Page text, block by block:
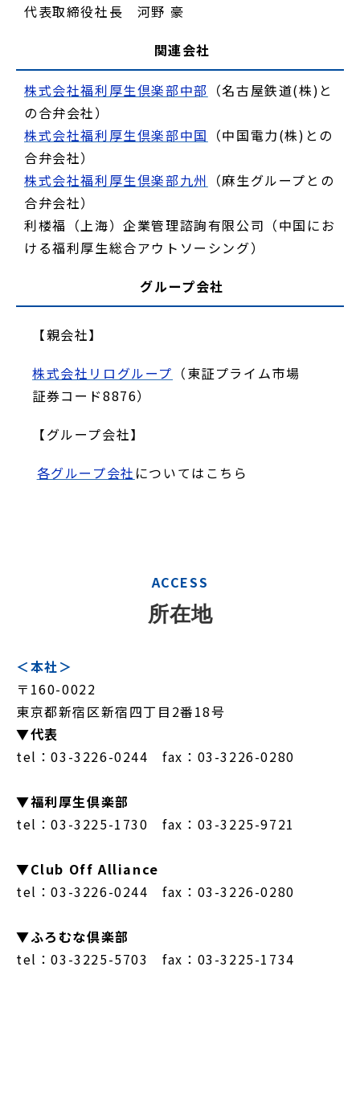
代表取締役社長 河野 豪
関連会社
株式会社福利厚生倶楽部中部 （名古屋鉄道(株)と
の合弁会社）
株式会社福利厚生倶楽部中国 （中国電力(株)との
合弁会社）
株式会社福利厚生倶楽部九州 （麻生グループとの
合弁会社）
利楼福（上海）企業管理諮詢有限公司（中国にお
ける福利厚生総合アウトソーシング）
グループ会社
【親会社】
株式会社リログループ （東証プライム市場
証券コード8876）
【グループ会社】
各グループ会社 についてはこちら
ACCESS
所在地
＜本社＞
〒160-0022
東京都新宿区新宿四丁目2番18号
▼代表
tel：03-3226-0244 fax：03-3226-0280
▼福利厚生倶楽部
tel：03-3225-1730 fax：03-3225-9721
▼Club Off Alliance
tel：03-3226-0244 fax：03-3226-0280
▼ふろむな倶楽部
tel：03-3225-5703 fax：03-3225-1734